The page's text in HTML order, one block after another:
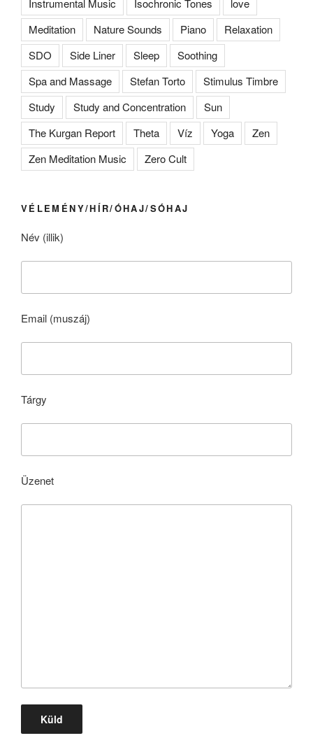
Instrumental Music Isochronic Tones
love
Meditation
Nature Sounds Piano
Relaxation
SDO
Side Liner Sleep
Soothing
Spa and Massage
Stefan Torto
Stimulus Timbre
Study
Study and Concentration
Sun
The Kurgan Report
Theta Víz Yoga
Zen
Zen Meditation Music
Zero Cult
VÉLEMÉNY/HÍR/ÓHAJ/SÓHAJ
Név (illik)
Email (muszáj)
Tárgy
Üzenet